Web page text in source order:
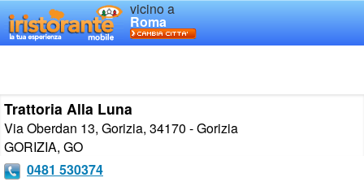
vicino a
Roma
Trattoria Alla Luna
Via Oberdan 13, Gorizia, 34170 - Gorizia
GORIZIA, GO
0481 530374